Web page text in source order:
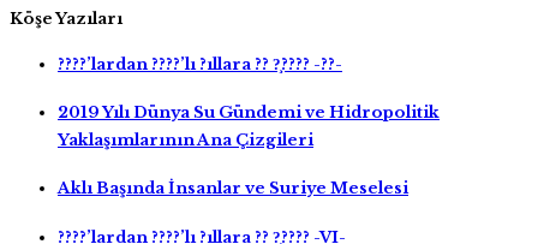
Köşe Yazıları
????’lardan ????’lı ?ıllara ?? ?̧???? -??-
2019 Yılı Dünya Su Gündemi ve Hidropolitik
Yaklaşımlarının Ana Çizgileri
Aklı Başında İnsanlar ve Suriye Meselesi
????’lardan ????’lı ?ıllara ?? ?̧???? -VI-